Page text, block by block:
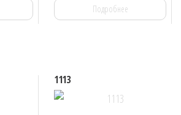
Подробнее
1113